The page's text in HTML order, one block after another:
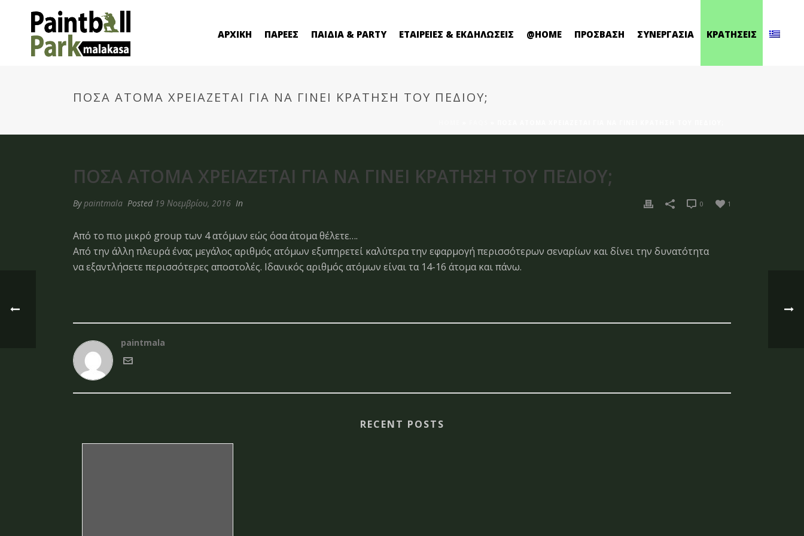
ΑΡΧΙΚΗ ΠΑΡΕΕΣ ΠΑΙΔΙΑ & PARTY ΕΤΑΙΡΕΙΕΣ & ΕΚΔΗΛΩΣΕΙΣ @HOME ΠΡΟΣΒΑΣΗ ΣΥΝΕΡΓΑΣΙΑ ΚΡΑΤΗΣΕΙΣ
ΠΌΣΑ ΆΤΟΜΑ ΧΡΕΙΆΖΕΤΑΙ ΓΙΑ ΝΑ ΓΊΝΕΙ ΚΡΆΤΗΣΗ ΤΟΥ ΠΕΔΊΟΥ;
ΠΌΣΑ ΆΤΟΜΑ ΧΡΕΙΆΖΕΤΑΙ ΓΙΑ ΝΑ ΓΊΝΕΙ ΚΡΆΤΗΣΗ ΤΟΥ ΠΕΔΊΟΥ;
Bypaintmala Posted 19 Νοεμβρίου, 2016 In 1
0
Από το πιο μικρό group των 4 ατόμων εώς όσα άτομα θέλετε….
Από την άλλη πλευρά ένας μεγάλος αριθμός ατόμων εξυπηρετεί καλύτερα την εφαρμογή περισσότερων σεναρίων και δίνει την δυνατότητα
να εξαντλήσετε περισσότερες αποστολές. Ιδανικός αριθμός ατόμων είναι τα 14-16 άτομα και πάνω.
paintmala
RECENT POSTS